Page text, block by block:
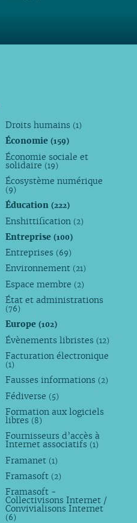
Droits humains (1)
Économie(159)
Économie sociale et
solidaire (19)
Écosystème numérique
(9)
Éducation(222)
Enshittification (2)
Entreprise(100)
Entreprises (69)
Environnement (21)
Espace membre (2)
État et administrations
(76)
Europe(102)
Évènements libristes (12)
Facturation électronique
(1)
Fausses informations (2)
Fédiverse (5)
Formation aux logiciels
libres (8)
Fournisseurs d’accès à
Internet associatifs (1)
Framanet (1)
Framasoft (2)
Framasoft -
Collectivisons Internet /
Convivialisons Internet
(6)